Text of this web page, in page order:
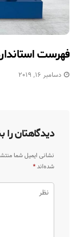
فهرست
دسامبر 16, 2019
دیدگاهتان را
نشانی ایمیل شما
شده‌اند*